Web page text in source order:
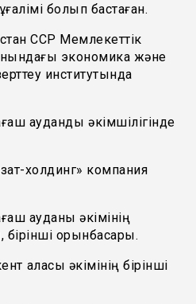
болып бастаған.
ССР Мемлекеттік
экономика және
институтында
аудандық әкімшілігінде
холдинг» компания
ауданы әкімінің
бірінші орынбасары.
қаласы әкімінің бірінші